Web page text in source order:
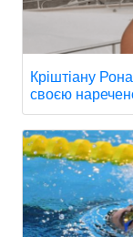
Кріштіану
своєю